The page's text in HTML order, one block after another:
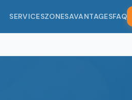
SERVICESZONESAVANTAGESFAQ